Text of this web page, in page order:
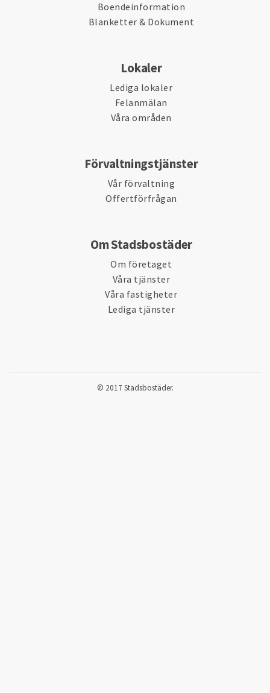
Boendeinformation
Blanketter & Dokument
Lokaler
Lediga lokaler
Felanmälan
Våra områden
Förvaltningstjänster
Vår förvaltning
Offertförfrågan
Om Stadsbostäder
Om företaget
Våra tjänster
Våra fastigheter
Lediga tjänster
© 2017 Stadsbostäder.